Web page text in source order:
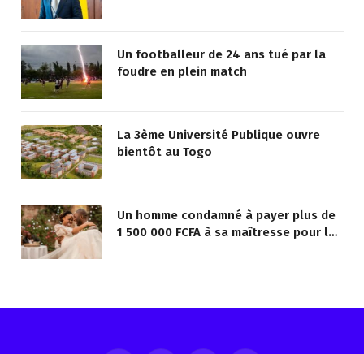
Un footballeur de 24 ans tué par la
foudre en plein match
La 3ème Université Publique ouvre
bientôt au Togo
Un homme condamné à payer plus de
1 500 000 FCFA à sa maîtresse pour lui